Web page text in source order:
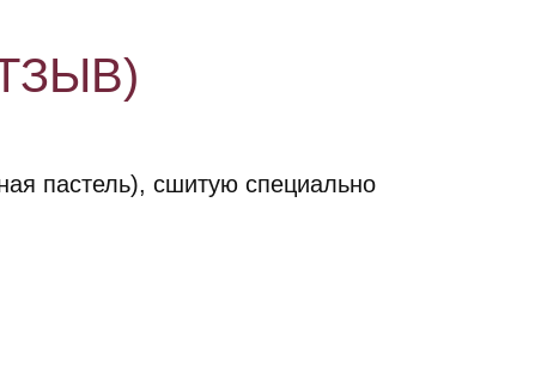
пастель), сшитую специально